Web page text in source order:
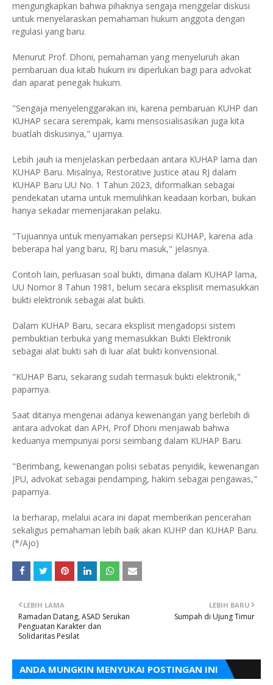
mengungkapkan bahwa pihaknya sengaja menggelar diskusi
untuk menyelaraskan pemahaman hukum anggota dengan
regulasi yang baru.
Menurut Prof. Dhoni, pemahaman yang menyeluruh akan
pembaruan dua kitab hukum ini diperlukan bagi para advokat
dan aparat penegak hukum.
"Sengaja menyelenggarakan ini, karena pembaruan KUHP dan
KUHAP secara serempak, kami mensosialisasikan juga kita
buatlah diskusinya," ujarnya.
Lebih jauh ia menjelaskan perbedaan antara KUHAP lama dan
KUHAP Baru. Misalnya, Restorative Justice atau RJ dalam
KUHAP Baru UU No. 1 Tahun 2023, diformalkan sebagai
pendekatan utama untuk memulihkan keadaan korban, bukan
hanya sekadar memenjarakan pelaku.
"Tujuannya untuk menyamakan persepsi KUHAP, karena ada
beberapa hal yang baru, RJ baru masuk," jelasnya.
Contoh lain, perluasan soal bukti, dimana dalam KUHAP lama,
UU Nomor 8 Tahun 1981, belum secara eksplisit memasukkan
bukti elektronik sebagai alat bukti.
Dalam KUHAP Baru, secara eksplisit mengadopsi sistem
pembuktian terbuka yang memasukkan Bukti Elektronik
sebagai alat bukti sah di luar alat bukti konvensional.
"KUHAP Baru, sekarang sudah termasuk bukti elektronik,"
paparnya.
Saat ditanya mengenai adanya kewenangan yang berlebih di
antara advokat dan APH, Prof Dhoni menjawab bahwa
keduanya mempunyai porsi seimbang dalam KUHAP Baru.
"Berimbang, kewenangan polisi sebatas penyidik, kewenangan
JPU, advokat sebagai pendamping, hakim sebagai pengawas,"
paparnya.
Ia berharap, melalui acara ini dapat memberikan pencerahan
sekaligus pemahaman lebih baik akan KUHP dan KUHAP Baru.
(*/Ajo)
LEBIH BARU
Sumpah di Ujung Timur
LEBIH LAMA
Ramadan Datang, ASAD Serukan
Penguatan Karakter dan
Solidaritas Pesilat
ANDA MUNGKIN MENYUKAI POSTINGAN INI